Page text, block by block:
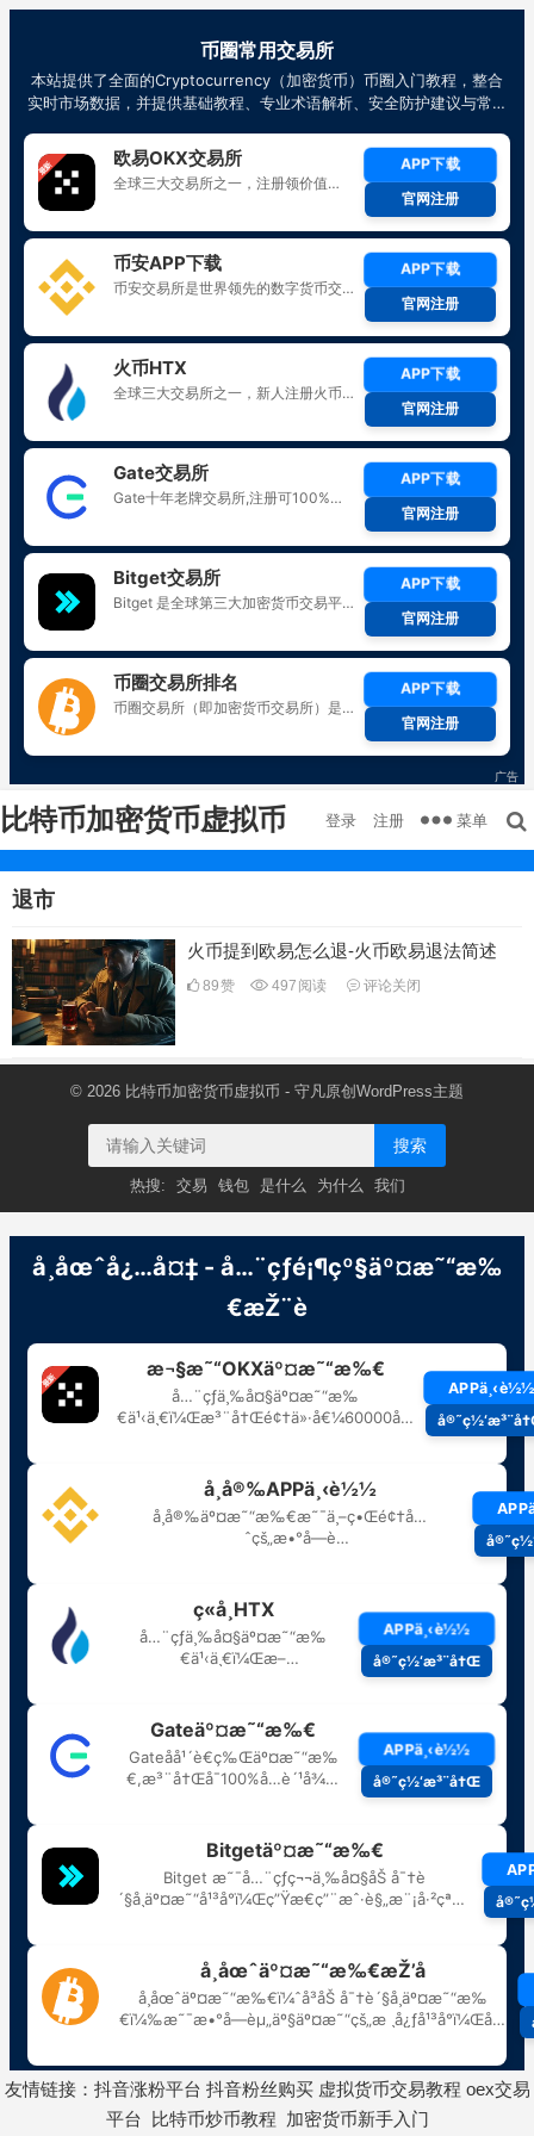
比特币加密货币虚拟币 登录 注册 菜单
退市
火币提到欧易怎么退-火币欧易退法简述
89赞 497 阅读 评论关闭
© 2026 比特币加密货币虚拟币 - 守凡原创 WordPress主题
搜索
热搜: 交易 钱包 是什么 为什么 我们
友情链接： 抖音涨粉平台 抖音粉丝购买 虚拟货币交易教程 oex交易
平台
比特币炒币教程 加密货币新手入门